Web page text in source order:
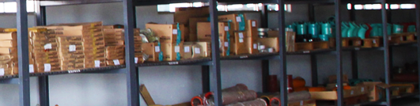
Bơm bê tông
11
Cẩu
38